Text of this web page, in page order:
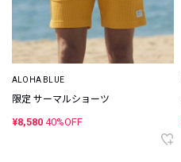
ALOHA BLUE
限定 サーマルショーツ
¥8,580 40%OFF